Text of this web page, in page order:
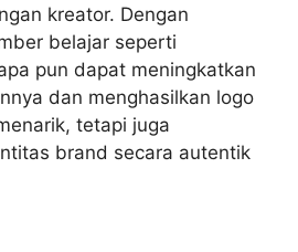
kreator. Dengan
belajar seperti
pun dapat meningkatkan
dan menghasilkan logo
tetapi juga
brand secara autentik